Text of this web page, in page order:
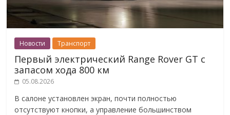
Новости Транспорт
Первый электрический Range Rover GT с
запасом хода 800 км
05.08.2026
В салоне установлен экран, почти полностью
отсутствуют кнопки, а управление большинством